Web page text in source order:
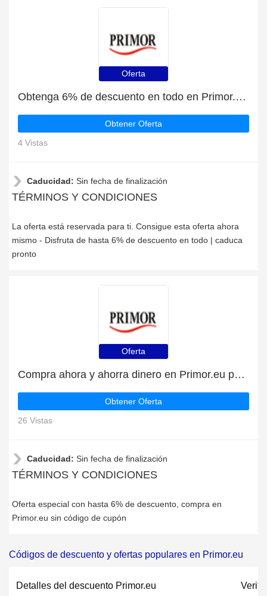
Oferta
Obtenga 6% de descuento en todo en Primor.eu | caduca pronto
Obtener Oferta
4 Vistas
Caducidad: Sin fecha de finalización
TÉRMINOS Y CONDICIONES
La oferta está reservada para ti. Consigue esta oferta ahora
mismo - Disfruta de hasta 6% de descuento en todo | caduca
pronto
Oferta
Compra ahora y ahorra dinero en Primor.eu para las liquidaciones de Primor.eu
Obtener Oferta
26 Vistas
Caducidad: Sin fecha de finalización
TÉRMINOS Y CONDICIONES
Oferta especial con hasta 6% de descuento, compra en
Primor.eu sin código de cupón
Códigos de descuento y ofertas populares en Primor.eu
Detalles del descuento Primor.eu